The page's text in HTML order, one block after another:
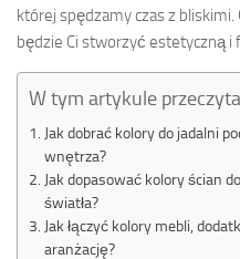
której spędzamy czas z bliskimi.
będzie Ci stworzyć estetyczną i
W tym artykule
Jak dobrać kolory do jadalni
wnętrza?
Jak dopasować kolory ścian
światła?
Jak łączyć kolory mebli,
aranżację?